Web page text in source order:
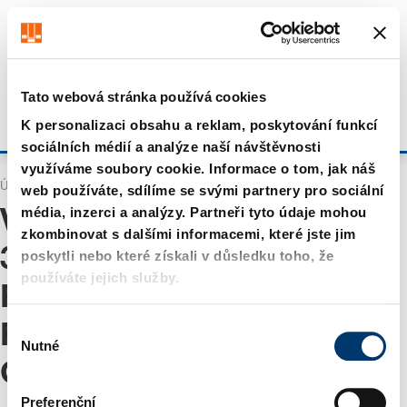
Tato webová stránka používá cookies
K personalizaci obsahu a reklam, poskytování funkcí
sociálních médií a analýze naší návštěvnosti
využíváme soubory cookie. Informace o tom, jak náš
web používáte, sdílíme se svými partnery pro sociální
média, inzerci a analýzy. Partneři tyto údaje mohou
zkombinovat s dalšími informacemi, které jste jim
poskytli nebo které získali v důsledku toho, že
používáte jejich služby.
V
ý
b
Nutné
Preferenční
Získejte až 7% slevu – klikněte zde pro více informací
Přihlásit se
Úvodní stránka Vyhledávání
Výsledky pro "WA 0859
3970 0884 Anggaran Biaya
Pembuatan Interior
Rumah Bagus Terpercaya
Galur Kulon Progo
Vypadá to že prohlížíte z US. Chcete navštívit náš obchod
US?